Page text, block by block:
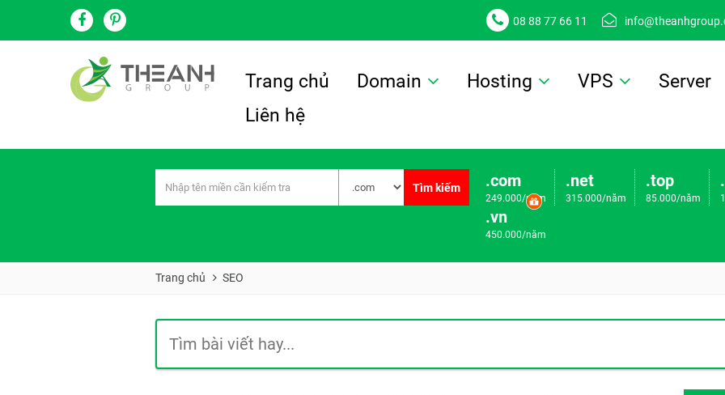
08 88 77 66 11
Trang chủ Domain Hosting VPS Server
Liên hệ
Tìm kiếm .com
249.000/năm
.net
315.000/năm
.top
85.000/năm
.vn
450.000/năm
Trang chủ SEO